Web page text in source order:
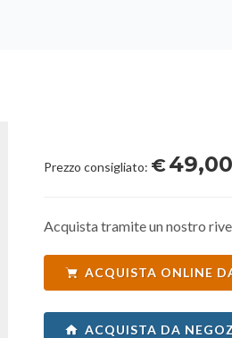
Prezzo consigliato: €49,00
Acquista tramite un nostro
ACQUISTA ONLINE
ACQUISTA DA